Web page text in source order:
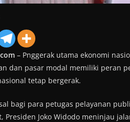
– Pnggerak utama ekonomi
dan pasar modal memiliki peran
tetap bergerak.
bagi para petugas pelayanan
Presiden Joko Widodo meninjau